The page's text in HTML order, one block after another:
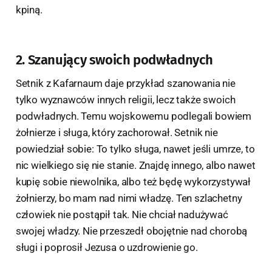
kpiną.
2. Szanujący swoich podwładnych
Setnik z Kafarnaum daje przykład szanowania nie
tylko wyznawców innych religii, lecz także swoich
podwładnych. Temu wojskowemu podlegali bowiem
żołnierze i sługa, który zachorował. Setnik nie
powiedział sobie: To tylko sługa, nawet jeśli umrze, to
nic wielkiego się nie stanie. Znajdę innego, albo nawet
kupię sobie niewolnika, albo też będę wykorzystywał
żołnierzy, bo mam nad nimi władzę. Ten szlachetny
człowiek nie postąpił tak. Nie chciał nadużywać
swojej władzy. Nie przeszedł obojętnie nad chorobą
sługi i poprosił Jezusa o uzdrowienie go.